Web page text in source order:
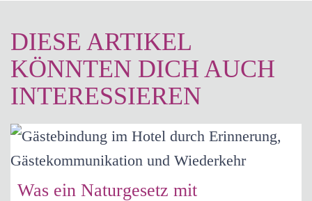
DIESE ARTIKEL
KÖNNTEN DICH AUCH
INTERESSIEREN
Was ein Naturgesetz mit